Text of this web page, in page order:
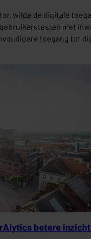
wilde de digitale
gebruikerstesten met
toegang tot
betere